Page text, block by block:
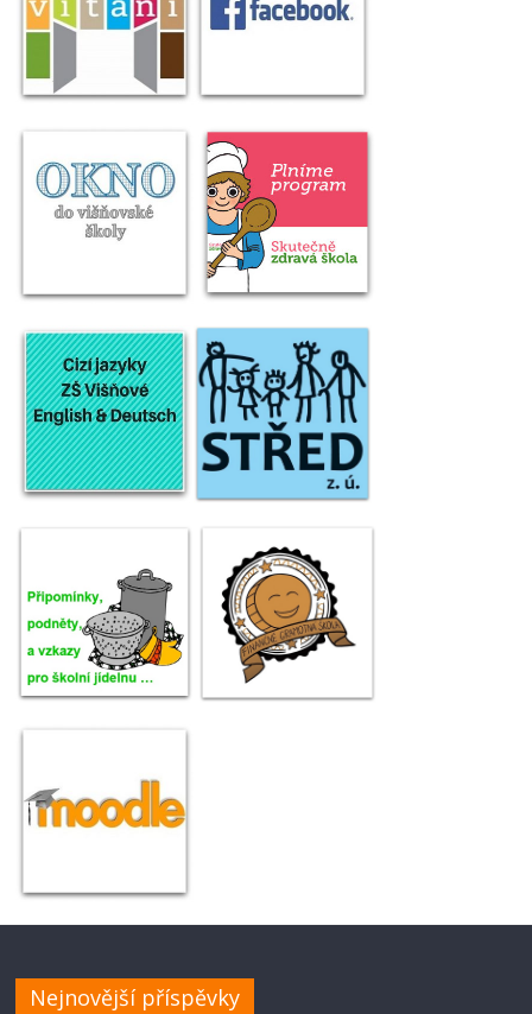
Nejnovější příspěvky